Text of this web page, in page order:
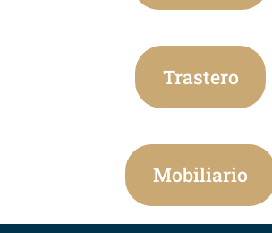
Trastero
Mobiliario